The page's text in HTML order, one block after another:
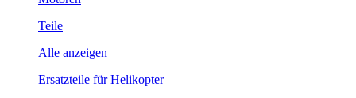
Teile
Alle anzeigen
Ersatzteile für Helikopter